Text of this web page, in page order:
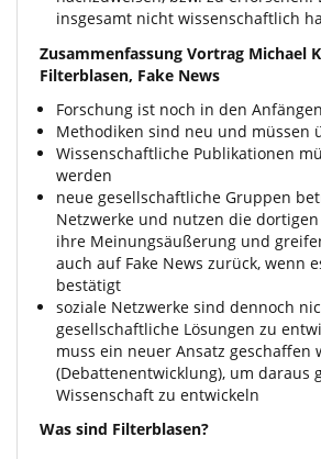
insgesamt nicht wissenschaftlich
Zusammenfassung Vortrag Michael
Filterblasen, Fake News
Forschung ist noch in den Anfängen
Methodiken sind neu und müssen
Wissenschaftliche Publikationen
werden
neue gesellschaftliche Gruppen
Netzwerke und nutzen die
ihre Meinungsäußerung und
auch auf Fake News zurück, wenn
bestätigt
soziale Netzwerke sind dennoch
gesellschaftliche Lösungen zu
muss ein neuer Ansatz geschaffen
(Debattenentwicklung), um daraus
Wissenschaft zu entwickeln
Was sind Filterblasen?